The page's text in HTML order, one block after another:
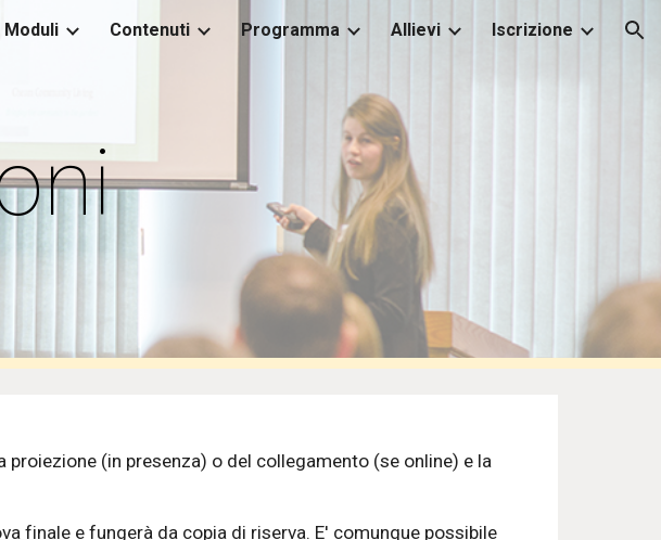
Skip to navigation
Moduli Contenuti Programma Allievi Iscrizione
(in presenza) o del collegamento (se online) e la
finale e fungerà da copia di riserva. E' comunque
possibile